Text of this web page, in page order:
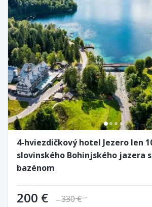
4-hviezdičkový hotel Jezero len
slovinského Bohinjského jazera
bazénom
200 € 330 €